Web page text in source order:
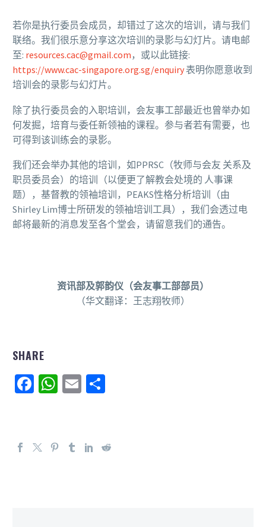
若你是执行委员会成员，却错过了这次的培训，请与我们
联络。我们很乐意分享这次培训的录影与幻灯片。请电邮
至: resources.cac@gmail.com ，或以此链接:
https://www.cac-singapore.org.sg/enquiry表明你愿意收到
培训会的录影与幻灯片。
除了执行委员会的入职培训，会友事工部最近也曾举办如
何发掘，培育与委任新领袖的课程。参与者若有需要，也
可得到该训练会的录影。
我们还会举办其他的培训，如PPRSC（牧师与会友 关系及
职员委员会）的培训（以便更了解教会处境的 人事课
题），基督教的领袖培训，PEAKS性格分析培训（由
Shirley Lim博士所研发的领袖培训工具），我们会透过电
邮将最新的消息发至各个堂会，请留意我们的通告。
资讯部及郭韵仪（会友事工部部员）
（华文翻译：王志翔牧师）
SHARE
Facebook
WhatsApp
Email